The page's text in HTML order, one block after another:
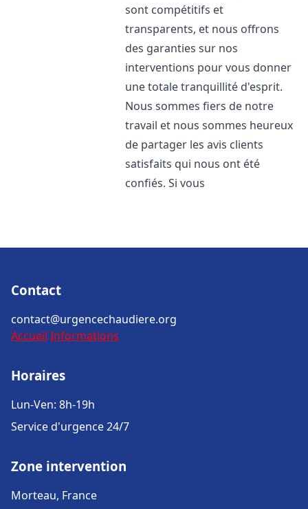
sont compétitifs et
transparents, et nous offrons
des garanties sur nos
interventions pour vous donner
une totale tranquillité d'esprit.
Nous sommes fiers de notre
travail et nous sommes heureux
de partager les avis clients
satisfaits qui nous ont été
confiés. Si vous
Contact
contact@urgencechaudiere.org
Accueil Informations
Horaires
Lun-Ven: 8h-19h
Service d'urgence 24/7
Zone intervention
Morteau, France